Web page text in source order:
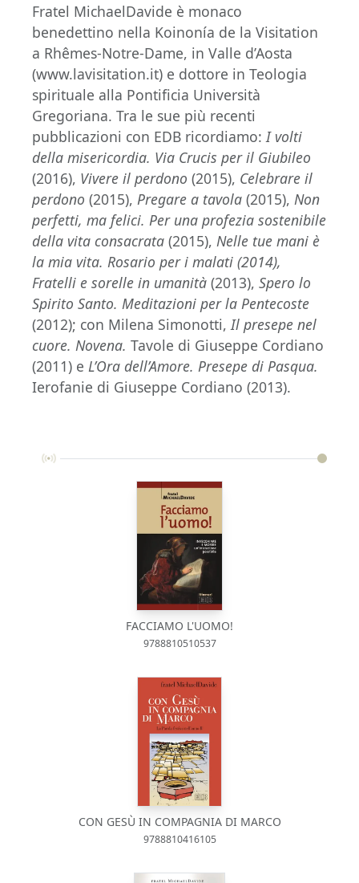
Fratel MichaelDavide è monaco
benedettino nella Koinonía de la Visitation
a Rhêmes-Notre-Dame, in Valle d’Aosta
(www.lavisitation.it) e dottore in Teologia
spirituale alla Pontificia Università
Gregoriana. Tra le sue più recenti
pubblicazioni con EDB ricordiamo: I volti
della misericordia. Via Crucis per il Giubileo
(2016), Vivere il perdono (2015), Celebrare il
perdono (2015), Pregare a tavola (2015), Non
perfetti, ma felici. Per una profezia sostenibile
della vita consacrata (2015), Nelle tue mani è
la mia vita. Rosario per i malati (2014),
Fratelli e sorelle in umanità (2013), Spero lo
Spirito Santo. Meditazioni per la Pentecoste
(2012); con Milena Simonotti, Il presepe nel
cuore. Novena. Tavole di Giuseppe Cordiano
(2011) e L’Ora dell’Amore. Presepe di Pasqua.
Ierofanie di Giuseppe Cordiano (2013).
FACCIAMO L'UOMO!
9788810510537
CON GESÙ IN COMPAGNIA DI MARCO
9788810416105